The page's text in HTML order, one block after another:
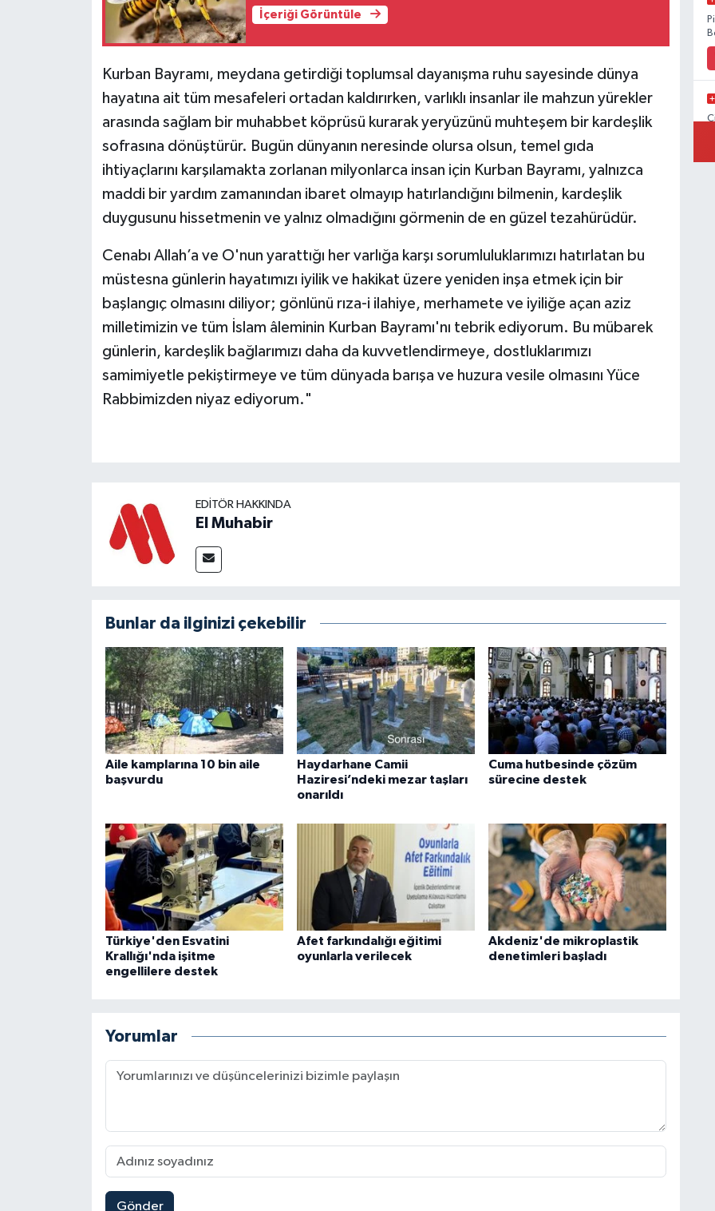
İçeriği Görüntüle
Kurban Bayramı, meydana getirdiği toplumsal dayanışma ruhu sayesinde dünya
hayatına ait tüm mesafeleri ortadan kaldırırken, varlıklı insanlar ile mahzun yürekler
arasında sağlam bir muhabbet köprüsü kurarak yeryüzünü muhteşem bir kardeşlik
sofrasına dönüştürür. Bugün dünyanın neresinde olursa olsun, temel gıda
ihtiyaçlarını karşılamakta zorlanan milyonlarca insan için Kurban Bayramı, yalnızca
maddi bir yardım zamanından ibaret olmayıp hatırlandığını bilmenin, kardeşlik
duygusunu hissetmenin ve yalnız olmadığını görmenin de en güzel tezahürüdür.
Cenabı Allah’a ve O'nun yarattığı her varlığa karşı sorumluluklarımızı hatırlatan bu
müstesna günlerin hayatımızı iyilik ve hakikat üzere yeniden inşa etmek için bir
başlangıç olmasını diliyor; gönlünü rıza-i ilahiye, merhamete ve iyiliğe açan aziz
milletimizin ve tüm İslam âleminin Kurban Bayramı'nı tebrik ediyorum. Bu mübarek
günlerin, kardeşlik bağlarımızı daha da kuvvetlendirmeye, dostluklarımızı
samimiyetle pekiştirmeye ve tüm dünyada barışa ve huzura vesile olmasını Yüce
Rabbimizden niyaz ediyorum."
EDITÖR HAKKINDA
El Muhabir
Bunlar da ilginizi çekebilir
Aile kamplarına 10 bin aile
başvurdu
Haydarhane Camii
Haziresi’ndeki mezar taşları
onarıldı
Cuma hutbesinde çözüm
sürecine destek
Türkiye'den Esvatini
Krallığı'nda işitme
engellilere destek
Afet farkındalığı eğitimi
oyunlarla verilecek
Akdeniz'de mikroplastik
denetimleri başladı
Yorumlar
Gönder